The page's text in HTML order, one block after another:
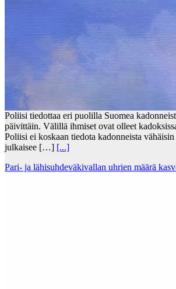
Poliisi tiedottaa eri puolilla Suomea
päivittäin. Välillä ihmiset ovat olleet
Poliisi ei koskaan tiedota kadonneista
julkaisee […] [...]
Pari- ja lähisuhdeväkivallan uhrien määrä